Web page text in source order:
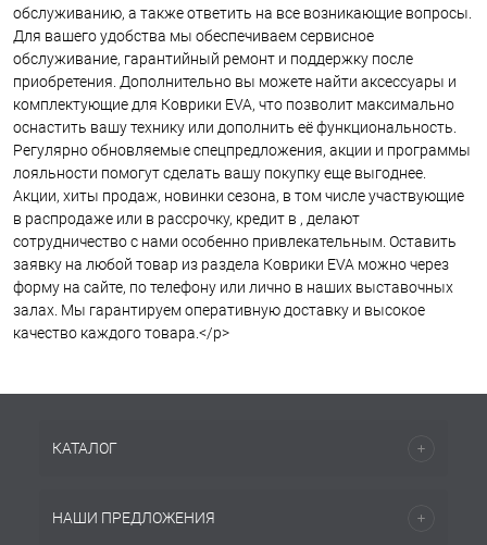
обслуживанию, а также ответить на все возникающие вопросы.
Для вашего удобства мы обеспечиваем сервисное
обслуживание, гарантийный ремонт и поддержку после
приобретения. Дополнительно вы можете найти аксессуары и
комплектующие для Коврики EVA, что позволит максимально
оснастить вашу технику или дополнить её функциональность.
Регулярно обновляемые спецпредложения, акции и программы
лояльности помогут сделать вашу покупку еще выгоднее.
Акции, хиты продаж, новинки сезона, в том числе участвующие
в распродаже или в рассрочку, кредит в , делают
сотрудничество с нами особенно привлекательным. Оставить
заявку на любой товар из раздела Коврики EVA можно через
форму на сайте, по телефону или лично в наших выставочных
залах. Мы гарантируем оперативную доставку и высокое
качество каждого товара.</p>
КАТАЛОГ
НАШИ ПРЕДЛОЖЕНИЯ